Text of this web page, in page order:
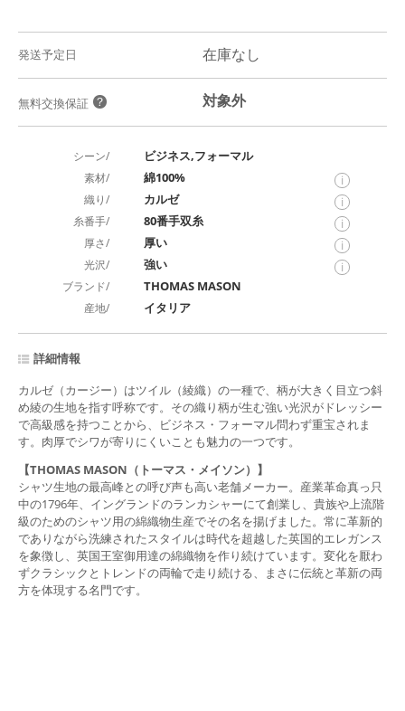
発送予定日 在庫なし
無料交換保証 ？ 対象外
シーン/ ビジネス,フォーマル
素材/ 綿100% i
織り/ カルゼ i
糸番手/ 80番手双糸 i
厚さ/ 厚い i
光沢/ 強い i
ブランド/ THOMAS MASON
産地/ イタリア
詳細情報
カルゼ（カージー）はツイル（綾織）の一種で、柄が大きく目立つ斜
め綾の生地を指す呼称です。その織り柄が生む強い光沢がドレッシー
で高級感を持つことから、ビジネス・フォーマル問わず重宝されま
す。肉厚でシワが寄りにくいことも魅力の一つです。
【THOMAS MASON（トーマス・メイソン）】
シャツ生地の最高峰との呼び声も高い老舗メーカー。産業革命真っ只
中の1796年、イングランドのランカシャーにて創業し、貴族や上流階
級のためのシャツ用の綿織物生産でその名を揚げました。常に革新的
でありながら洗練されたスタイルは時代を超越した英国的エレガンス
を象徴し、英国王室御用達の綿織物を作り続けています。変化を厭わ
ずクラシックとトレンドの両輪で走り続ける、まさに伝統と革新の両
方を体現する名門です。